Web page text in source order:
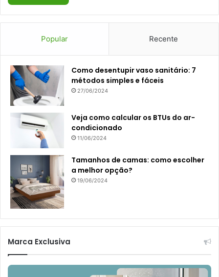
Popular Recente
Como desentupir vaso sanitário: 7
métodos simples e fáceis
27/06/2024
Veja como calcular os BTUs do ar-
condicionado
11/06/2024
Tamanhos de camas: como escolher
a melhor opção?
19/06/2024
Marca Exclusiva